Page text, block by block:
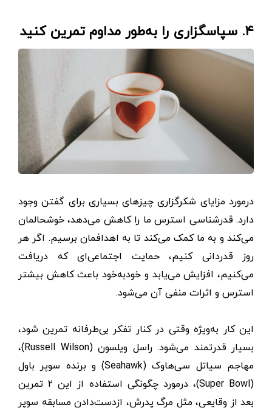
۴. سپاسگزاری را به‌طور مداوم تمرین کنید
درمورد مزایای شکرگزاری چیزهای بسیاری برای گفتن وجود
دارد. قدرشناسی استرس ما را کاهش می‌دهد، خوشحالمان
می‌کند و به ما کمک می‌کند تا به اهدافمان برسیم. اگر هر
روز قدردانی کنیم، حمایت اجتماعی‌ای که دریافت
می‌کنیم، افزایش می‌یابد و خودبه‌خود باعث کاهش بیشتر
استرس و اثرات منفی آن می‌شود.
این کار به‌ویژه وقتی در کنار تفکر بی‌طرفانه تمرین شود،
بسیار قدرتمند می‌شود. راسل ویلسون (Russell Wilson)،
مهاجم سیاتل سی‌هاوک (Seahawk) و برنده سوپر باول
(Super Bowl)، درمورد چگونگی استفاده از این ۲ تمرین
بعد از وقایعی، مثل مرگ پدرش، ازدست‌دادن مسابقه سوپر